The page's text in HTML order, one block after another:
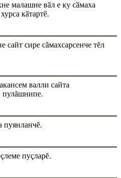
малашне вӑл е ку сӑмаха
кӑтартӗ.
сире сăмахсарсенче тĕл
валли сайта
пулăшнипе.
пуянланчĕ.
пуçларĕ.